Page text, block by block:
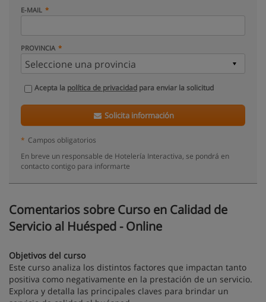
E-MAIL
PROVINCIA
Acepta la política de privacidad para enviar la solicitud
Solicita información
* Campos obligatorios
En breve un responsable de Hotelería Interactiva, se pondrá en
contacto contigo para informarte
Comentarios sobre Curso en Calidad de
Servicio al Huésped - Online
Objetivos del curso
Este curso analiza los distintos factores que impactan tanto
positiva como negativamente en la prestación de un servicio.
Explora y detalla las principales claves para brindar un